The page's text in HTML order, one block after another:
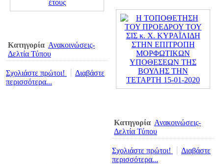
Κατηγορία Ανακοινώσεις-
Δελτία Τύπου
Σχολιάστε πρώτοι!
Διαβάστε
περισσότερα...
Κατηγορία Ανακοινώσεις-
Δελτία Τύπου
Σχολιάστε πρώτοι!
Διαβάστε
περισσότερα...